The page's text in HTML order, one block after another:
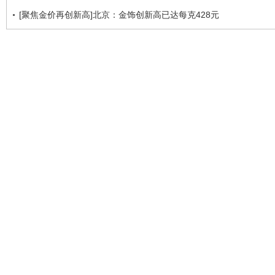
[聚焦金价再创新高]北京：金饰创新高已达每克428元